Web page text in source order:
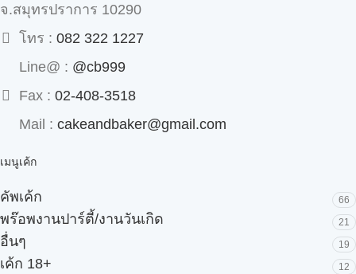
จ.สมุทรปราการ 10290
โทร : 082 322 1227
Line@ : @cb999
Fax : 02-408-3518
Mail : cakeandbaker@gmail.com
เมนูเค้ก
คัพเค้ก 66
พร๊อพงานปาร์ตี้/งานวันเกิด 21
อื่นๆ 19
เค้ก 18+ 12